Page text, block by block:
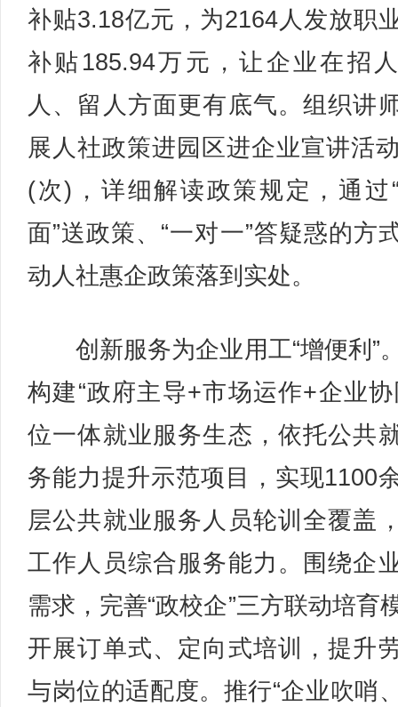
补贴3.18亿元，为2164人发放职
补贴185.94万元，让企业在招
人、留人方面更有底气。组织讲
展人社政策进园区进企业宣讲活
(次)，详细解读政策规定，通过
面”送政策、“一对一”答疑惑的方
动人社惠企政策落到实处。
创新服务为企业用工“增便利”
构建“政府主导+市场运作+企业协
位一体就业服务生态，依托公共
务能力提升示范项目，实现1100
层公共就业服务人员轮训全覆盖
工作人员综合服务能力。围绕企
需求，完善“政校企”三方联动培育
开展订单式、定向式培训，提升
与岗位的适配度。推行“企业吹哨